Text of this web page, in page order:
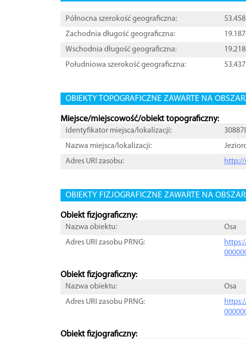
Północna szerokość geograficzna:
Zachodnia długość geograficzna:
Wschodnia długość geograficzna:
Południowa szerokość geograficzna:
OBIEKTY TOPOGRAFICZNE ZAWARTE NA
Miejsce/miejscowość/obiekt topograficzny:
Identyfikator miejsca/lokalizacji:
Nazwa miejsca/lokalizacji:
Adres URI zasobu:
http://
OBIEKTY FIZJOGRAFICZNE ZAWARTE NA
Obiekt fizjograficzny:
Nazwa obiektu:
Osa
Adres URI zasobu PRNG:
Obiekt fizjograficzny:
Nazwa obiektu:
Osa
Adres URI zasobu PRNG:
Obiekt fizjograficzny: